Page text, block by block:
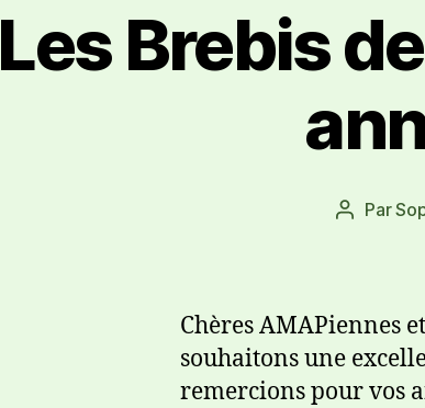
Les Brebis
Par
Chères AMAPiennes
souhaitons une
remercions pour vos